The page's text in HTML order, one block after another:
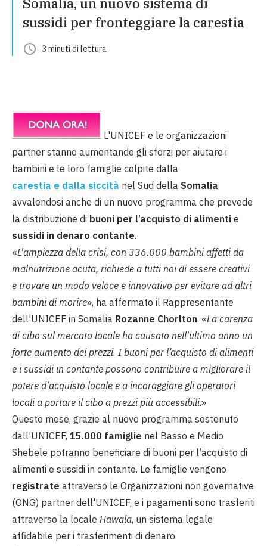
sussidi per fronteggiare la carestia
3 minuti di lettura
L'UNICEF e le organizzazioni
partner stanno aumentando gli sforzi per aiutare i
bambini e le loro famiglie colpite dalla
carestia e dalla siccità nel Sud della Somalia,
avvalendosi anche di un nuovo programma che prevede
la distribuzione di buoni per l’acquisto di alimenti e
sussidi in denaro contante.
«L'ampiezza della crisi, con 336.000 bambini affetti da
malnutrizione acuta, richiede a tutti noi di essere creativi
e trovare un modo veloce e innovativo per evitare ad altri
bambini di morire», ha affermato il Rappresentante
dell'UNICEF in Somalia Rozanne Chorlton. «La carenza
di cibo sul mercato locale ha causato nell'ultimo anno un
forte aumento dei prezzi. I buoni per l’acquisto di alimenti
e i sussidi in contante possono contribuire a migliorare il
potere d'acquisto locale e a incoraggiare gli operatori
locali a portare il cibo a prezzi più accessibili.»
Questo mese, grazie al nuovo programma sostenuto
dall’UNICEF, 15.000 famiglie nel Basso e Medio
Shebele potranno beneficiare di buoni per l’acquisto di
alimenti e sussidi in contante. Le famiglie vengono
registrate attraverso le Organizzazioni non governative
(ONG) partner dell'UNICEF, e i pagamenti sono trasferiti
attraverso la locale Hawala, un sistema legale
affidabile per i trasferimenti di denaro.